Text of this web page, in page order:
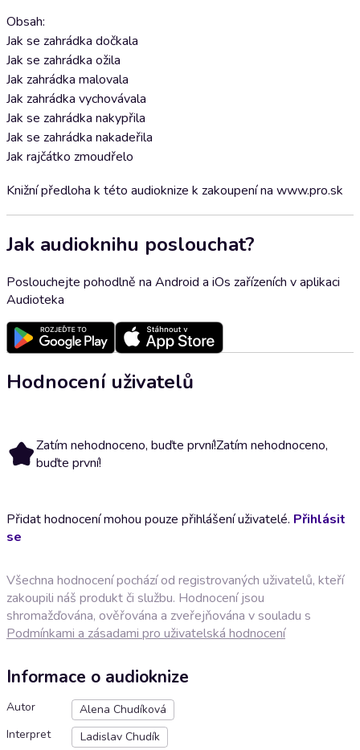
Obsah:
Jak se zahrádka dočkala
Jak se zahrádka ožila
Jak zahrádka malovala
Jak zahrádka vychovávala
Jak se zahrádka nakypřila
Jak se zahrádka nakadeřila
Jak rajčátko zmoudřelo
Knižní předloha k této audioknize k zakoupení na www.pro.sk
Jak audioknihu poslouchat?
Poslouchejte pohodlně na Android a iOs zařízeních v aplikaci
Audioteka
Hodnocení uživatelů
Zatím nehodnoceno, buďte první!Zatím nehodnoceno,
buďte první!
Přidat hodnocení mohou pouze přihlášení uživatelé. Přihlásit
se
Všechna hodnocení pochází od registrovaných uživatelů, kteří
zakoupili náš produkt či službu. Hodnocení jsou
shromažďována, ověřována a zveřejňována v souladu s
Podmínkami a zásadami pro uživatelská hodnocení
Informace o audioknize
Autor
Alena Chudíková
Interpret
Ladislav Chudík